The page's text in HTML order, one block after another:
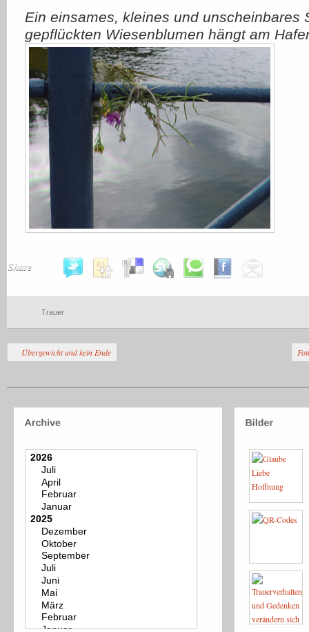
Ein einsames, kleines und unscheinbares
gepflückten Wiesenblumen hängt am
Share
Trauer
Übergewicht und kein Ende